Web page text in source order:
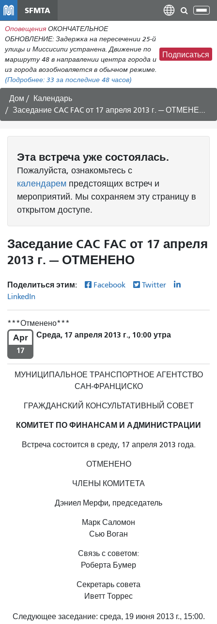
содержанию
SFMTA
Оповещения ОКОНЧАТЕЛЬНОЕ
ОБНОВЛЕНИЕ: Задержка на пересечении 25-й
улицы и Миссисипи устранена. Движение по
маршруту 48 в направлении центра города и
из города возобновляется в обычном режиме.
(Подробнее: 33 за последние 48 часов)
Подписаться
Дом
Календарь
Заседание CAC FAC от 17 апреля 2013 г. — ОТМЕНЕНО
Эта встречауже состоялась.
Пожалуйста, ознакомьтесь с
календарем предстоящих встреч и
мероприятий. Мы сохраняем эту страницу в
открытом доступе.
Заседание CAC FAC от 17 апреля
2013 г. — ОТМЕНЕНО
Поделиться этим: Facebook
Twitter
LinkedIn
Отменено
Apr
17
Среда, 17 апреля 2013 г., 10:00 утра
МУНИЦИПАЛЬНОЕ ТРАНСПОРТНОЕ АГЕНТСТВО
САН-ФРАНЦИСКО
ГРАЖДАНСКИЙ КОНСУЛЬТАТИВНЫЙ СОВЕТ
КОМИТЕТ ПО ФИНАНСАМ И АДМИНИСТРАЦИИ
Встреча состоится в среду, 17 апреля 2013 года.
ОТМЕНЕНО
ЧЛЕНЫ КОМИТЕТА
Дэниел Мерфи, председатель
Марк Саломон
Сью Воган
Связь с советом:
Роберта Бумер
Секретарь совета
Иветт Торрес
Следующее заседание: среда, 19 июня 2013 г., 15:00.